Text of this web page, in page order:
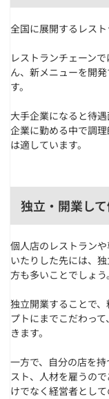
全国に展開するレスト
レストランチェーン
ん、新メニューを開
す。
大手企業になると待
企業に勤める中で調
は適しています。
独立・開業して
個人店のレストラン
いたりした先には、
方も多いことでしょう。
独立開業することで
プトにまでこだわっ
きます。
一方で、自分の店を
スト、人材を雇うの
けでなく経営者として